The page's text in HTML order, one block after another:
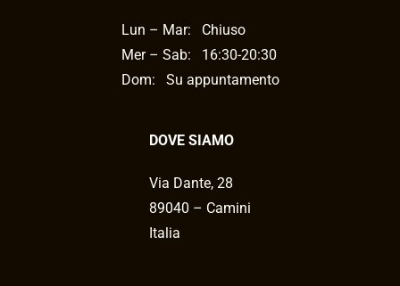
Lun – Mar:
Chiuso
Mer – Sab:
16:30-20:30
Dom: Su appuntamento
DOVE SIAMO
Via Dante, 28
89040 – Camini
Italia